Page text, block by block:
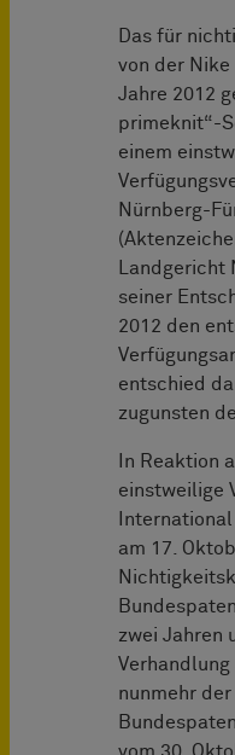
Das für
von der
Jahre 2012
primeknit“-
einem
Nürnberg-
Landgericht
seiner
2012 den
entschied
zugunsten
In Reaktion
einstweilige
am 17.
zwei Jahren
Verhandlung
nunmehr